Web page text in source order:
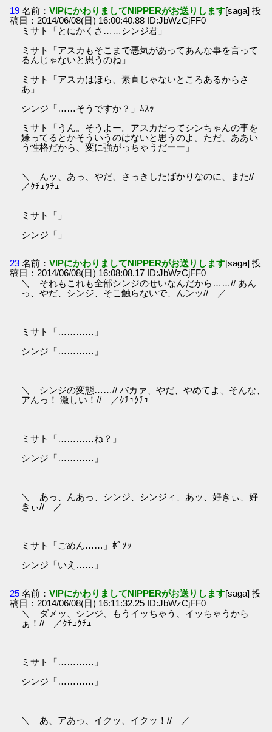
19 名前：VIPにかわりましてNIPPERがお送りします[saga] 投
稿日：2014/06/08(日) 16:00:40.88 ID:JbWzCjFF0
ミサト「とにかくさ……シンジ君」
ミサト「アスカもそこまで悪気があってあんな事を言って
るんじゃないと思うのね」
ミサト「アスカはほら、素直じゃないところあるからさ
あ」
シンジ「……そうですか？」ﾑｽｯ
ミサト「うん。そうよー。アスカだってシンちゃんの事を
嫌ってるとかそういうのはないと思うのよ。ただ、ああい
う性格だから、変に強がっちゃうだーー」
＼ んッ、あっ、やだ、さっきしたばかりなのに、また//
／ｸﾁｭｸﾁｭ
ミサト「」
シンジ「」
23 名前：VIPにかわりましてNIPPERがお送りします[saga] 投
稿日：2014/06/08(日) 16:08:08.17 ID:JbWzCjFF0
＼ それもこれも全部シンジのせいなんだから……// あん
っ、やだ、シンジ、そこ触らないで、んンッ// ／
ミサト「…………」
シンジ「…………」
＼ シンジの変態……// バカァ、やだ、やめてよ、そんな、
アんっ！ 激しい！// ／ｸﾁｭｸﾁｭ
ミサト「…………ね？」
シンジ「…………」
＼ あっ、んあっ、シンジ、シンジィ、あッ、好きぃ、好
きぃ// ／
ミサト「ごめん……」ﾎﾞｿｯ
シンジ「いえ……」
25 名前：VIPにかわりましてNIPPERがお送りします[saga] 投
稿日：2014/06/08(日) 16:11:32.25 ID:JbWzCjFF0
＼ ダメッ、シンジ、もうイッちゃう、イッちゃうから
ぁ！// ／ｸﾁｭｸﾁｭ
ミサト「…………」
シンジ「…………」
＼ あ、アあっ、イクッ、イクッ！// ／